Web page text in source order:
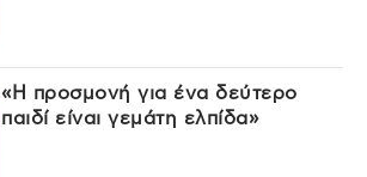
«Η προσμονή για ένα δεύτερο
παιδί είναι γεμάτη ελπίδα»